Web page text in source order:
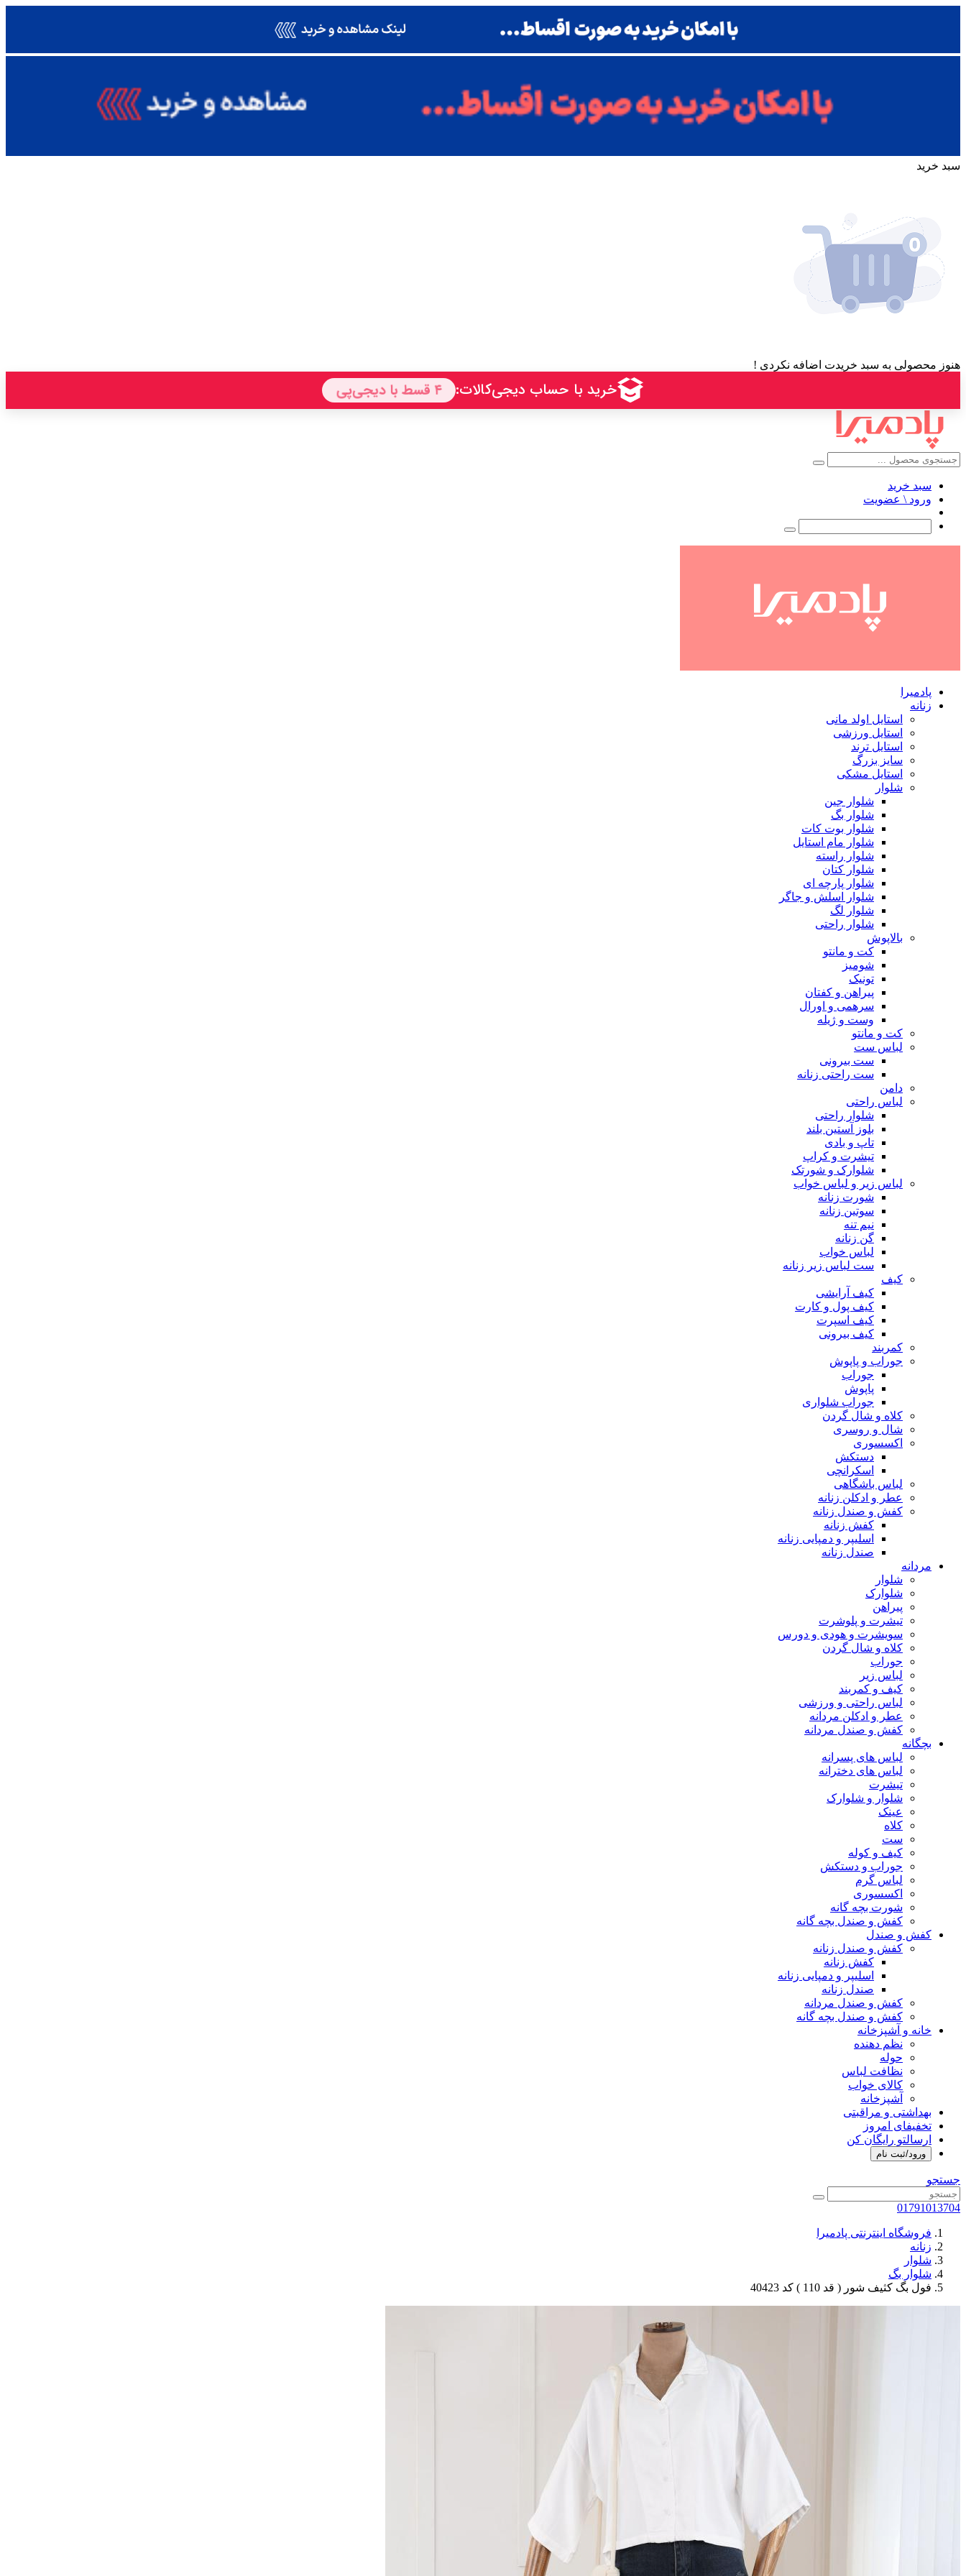
سبد خرید
هنوز محصولی به سبد خریدت اضافه نکردی !
سبد خرید
ورود \ عضویت
پادمیرا
زنانه
استایل اولد مانی
استایل ورزشی
استایل ترند
سایز بزرگ
استایل مشکی
شلوار
شلوار جین
شلوار بگ
شلوار بوت کات
شلوار مام استایل
شلوار راسته
شلوار کتان
شلوار پارچه ای
شلوار اسلش و جاگر
شلوار لگ
شلوار راحتی
بالاپوش
کت و مانتو
شومیز
تونیک
پیراهن و کفتان
سرهمی و اورال
وست و ژیله
کت و مانتو
لباس ست
ست بیرونی
ست راحتی زنانه
دامن
لباس راحتی
شلوار راحتی
بلوز آستین بلند
تاپ و بادی
تیشرت و کراپ
شلوارک و شورتک
لباس زیر و لباس خواب
شورت زنانه
سوتین زنانه
نیم تنه
گن زنانه
لباس خواب
ست لباس زیر زنانه
کیف
کیف آرایشی
کیف پول و کارت
کیف اسپرت
کیف بیرونی
کمربند
جوراب و پاپوش
جوراب
پاپوش
جوراب شلواری
کلاه و شال گردن
شال و روسری
اکسسوری
دستکش
اسکرانچی
لباس باشگاهی
عطر و ادکلن زنانه
کفش و صندل زنانه
کفش زنانه
اسلیپر و دمپایی زنانه
صندل زنانه
مردانه
شلوار
شلوارک
پیراهن
تیشرت و پلوشرت
سویشرت و هودی و دورس
کلاه و شال گردن
جوراب
لباس زیر
کیف و کمربند
لباس راحتی و ورزشی
عطر و ادکلن مردانه
کفش و صندل مردانه
بچگانه
لباس های پسرانه
لباس های دخترانه
تیشرت
شلوار و شلوارک
عینک
کلاه
ست
کیف و کوله
جوراب و دستکش
لباس گرم
اکسسوری
شورت بچه گانه
کفش و صندل بچه گانه
کفش و صندل
کفش و صندل زنانه
کفش زنانه
اسلیپر و دمپایی زنانه
صندل زنانه
کفش و صندل مردانه
کفش و صندل بچه گانه
خانه و آشپزخانه
نظم دهنده
حوله
نظافت لباس
کالای خواب
آشپزخانه
بهداشتی و مراقبتی
تخفیفای امروز
ارسالتو رایگان کن
ورود/ثبت نام
جستجو
01791013704
فروشگاه اینترنتی پادمیرا
زنانه
شلوار
شلوار بگ
فول بگ کثیف شور ( قد 110 ) کد 40423